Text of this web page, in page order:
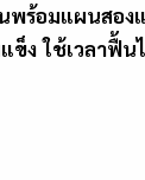
ร้อมแผนสอ
ใช้เวลาฟื้น